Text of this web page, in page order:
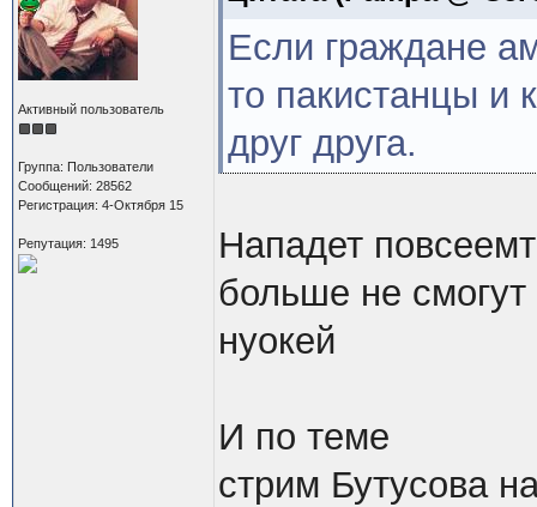
Активный пользователь
Группа: Пользователи
Сообщений: 28562
Регистрация: 4-Октября 15
Репутация: 1495
Если граждане
то пакистанцы и
друг друга.
Нападет
больше не
нуокей
И по теме
стрим Бутусова